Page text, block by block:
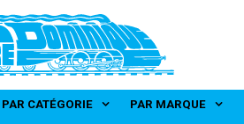
PAR CATÉGORIE PAR MARQUE